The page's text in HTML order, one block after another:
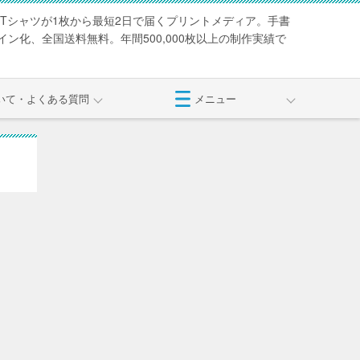
シャツが1枚から最短2日で届くプリントメディア。手書
ン化、全国送料無料。年間500,000枚以上の制作実績で
て・よくある質問 メニュー